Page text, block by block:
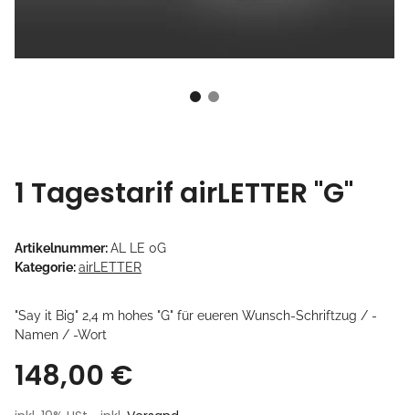
1 Tagestarif airLETTER "G"
Artikelnummer:AL LE 0G
Kategorie:airLETTER
"Say it Big" 2,4 m hohes "G" für eueren Wunsch-Schriftzug / -
Namen / -Wort
148,00 €